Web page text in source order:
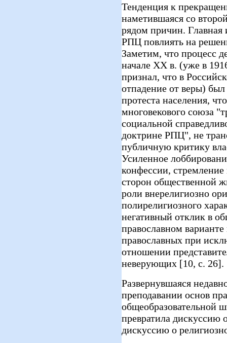
Тенденция к
наметившаяся со
рядом причин. Главная
РПЦ повлиять на
Заметим, что процесс
начале XX в. (уже в
признал, что в
отпадение от веры)
протеста населения,
многовекового союза
социальной
доктрине РПЦ", не
публичную критику
Усиленное
конфессии,
сторон общественной
роли внерелигиозно
полирелигиозного
негативный отклик в
православном
православных при
отношении
неверующих [10, с. 26].
Развернувшаяся
преподавании основ
общеобразовательной
превратила дискуссию
дискуссию о